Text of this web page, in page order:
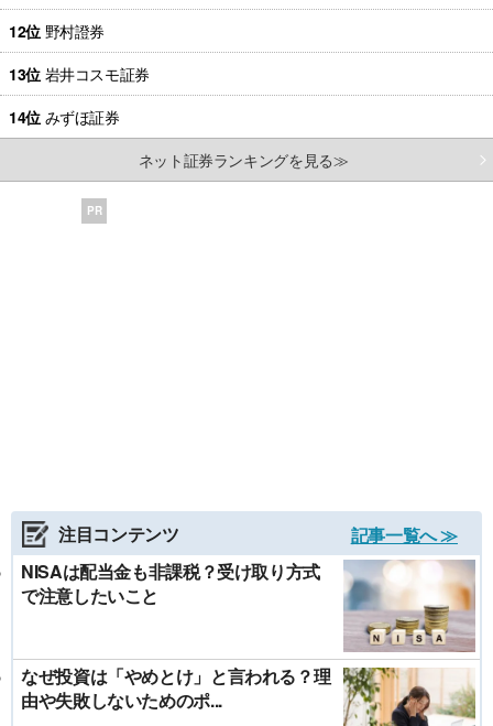
12位 野村證券
13位 岩井コスモ証券
14位 みずほ証券
ネット証券ランキングを見る≫
PR
注目コンテンツ
記事一覧へ ≫
NISAは配当金も非課税？受け取り方式
で注意したいこと
なぜ投資は「やめとけ」と言われる？理
由や失敗しないためのポ...